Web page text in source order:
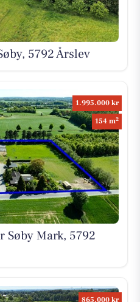
5792 Årslev
1.995.000 kr
154 m2
Søby Mark, 5792
865.000 kr